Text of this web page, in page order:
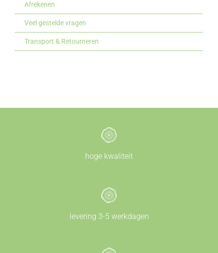
Afrekenen
Veel gestelde vragen
Transport & Retourneren
hoge kwaliteit
levering 3-5 werkdagen